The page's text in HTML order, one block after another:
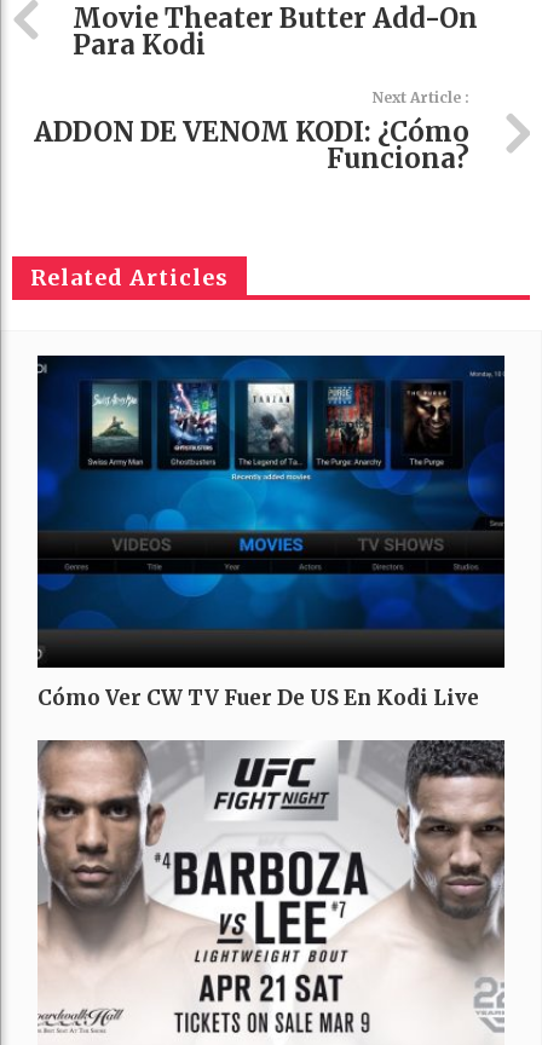
Movie Theater Butter Add-On
Para Kodi
Next Article :
ADDON DE VENOM KODI: ¿Cómo
Funciona?
Related Articles
Cómo Ver CW TV Fuer De US En Kodi Live